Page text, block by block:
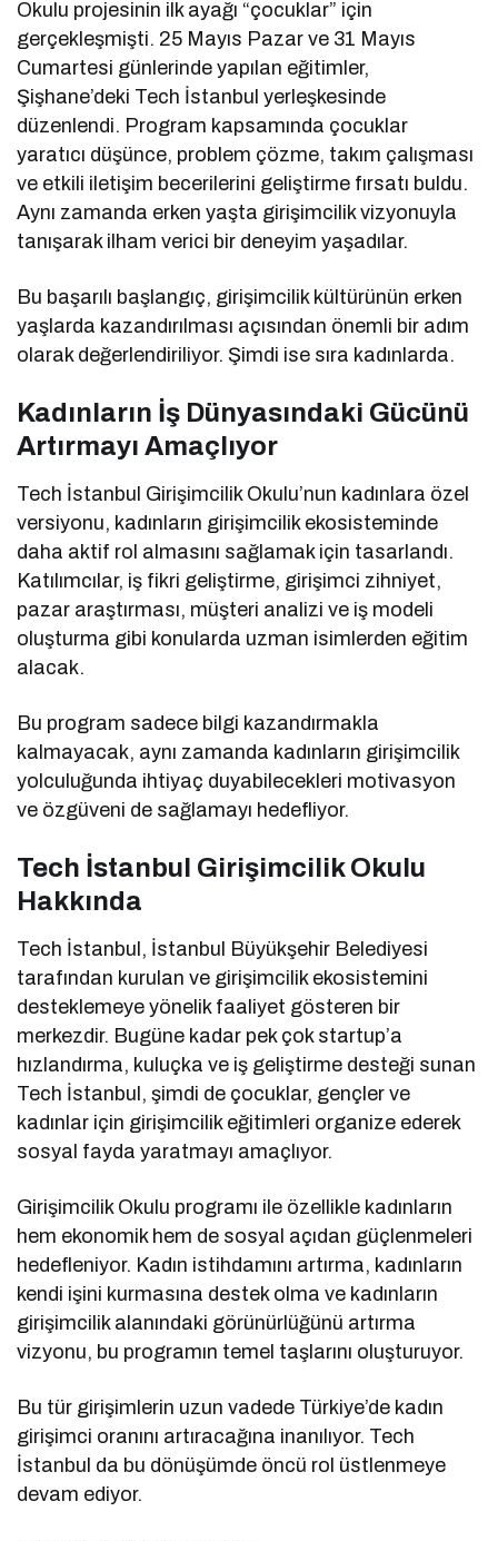
Okulu projesinin ilk ayağı “çocuklar” için
gerçekleşmişti. 25 Mayıs Pazar ve 31 Mayıs
Cumartesi günlerinde yapılan eğitimler,
Şişhane’deki Tech İstanbul yerleşkesinde
düzenlendi. Program kapsamında çocuklar
yaratıcı düşünce, problem çözme, takım çalışması
ve etkili iletişim becerilerini geliştirme fırsatı buldu.
Aynı zamanda erken yaşta girişimcilik vizyonuyla
tanışarak ilham verici bir deneyim yaşadılar.
Bu başarılı başlangıç, girişimcilik kültürünün erken
yaşlarda kazandırılması açısından önemli bir adım
olarak değerlendiriliyor. Şimdi ise sıra kadınlarda.
Kadınların İş Dünyasındaki Gücünü
Artırmayı Amaçlıyor
Tech İstanbul Girişimcilik Okulu’nun kadınlara özel
versiyonu, kadınların girişimcilik ekosisteminde
daha aktif rol almasını sağlamak için tasarlandı.
Katılımcılar, iş fikri geliştirme, girişimci zihniyet,
pazar araştırması, müşteri analizi ve iş modeli
oluşturma gibi konularda uzman isimlerden eğitim
alacak.
Bu program sadece bilgi kazandırmakla
kalmayacak, aynı zamanda kadınların girişimcilik
yolculuğunda ihtiyaç duyabilecekleri motivasyon
ve özgüveni de sağlamayı hedefliyor.
Tech İstanbul Girişimcilik Okulu
Hakkında
Tech İstanbul, İstanbul Büyükşehir Belediyesi
tarafından kurulan ve girişimcilik ekosistemini
desteklemeye yönelik faaliyet gösteren bir
merkezdir. Bugüne kadar pek çok startup’a
hızlandırma, kuluçka ve iş geliştirme desteği sunan
Tech İstanbul, şimdi de çocuklar, gençler ve
kadınlar için girişimcilik eğitimleri organize ederek
sosyal fayda yaratmayı amaçlıyor.
Girişimcilik Okulu programı ile özellikle kadınların
hem ekonomik hem de sosyal açıdan güçlenmeleri
hedefleniyor. Kadın istihdamını artırma, kadınların
kendi işini kurmasına destek olma ve kadınların
girişimcilik alanındaki görünürlüğünü artırma
vizyonu, bu programın temel taşlarını oluşturuyor.
Bu tür girişimlerin uzun vadede Türkiye’de kadın
girişimci oranını artıracağına inanılıyor. Tech
İstanbul da bu dönüşümde öncü rol üstlenmeye
devam ediyor.